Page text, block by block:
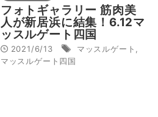
フォトギャラリー 筋肉美
人が新居浜に結集！6.12マ
ッスルゲート四国
2021/6/13 マッスルゲート
マッスルゲート四国